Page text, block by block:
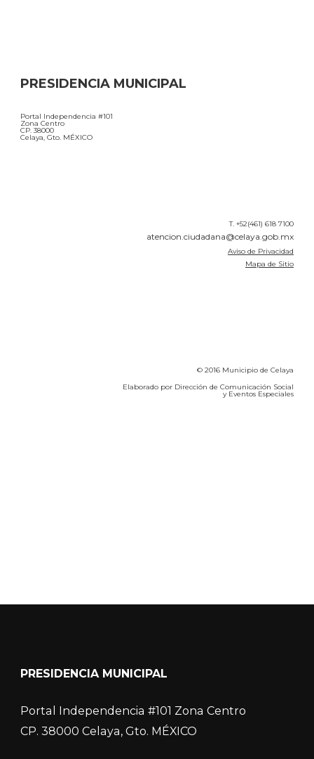
PRESIDENCIA MUNICIPAL
Portal Independencia #101
Zona Centro
CP. 38000
Celaya, Gto. MÉXICO
T. +52(461) 618 7100
atencion.ciudadana@celaya.gob.mx
Aviso de Privacidad
Mapa de Sitio
© 2016 Municipio de Celaya
Elaborado por Dirección de Comunicación Social
y Eventos Especiales
PRESIDENCIA MUNICIPAL
Portal Independencia #101 Zona Centro
CP. 38000 Celaya, Gto. MÉXICO